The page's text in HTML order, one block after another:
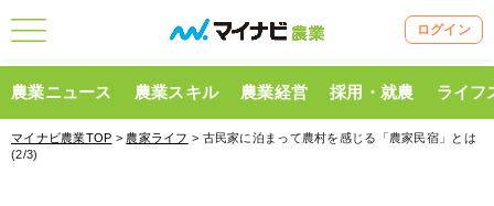
ログイン
農業ニュース 農業スキル 農業経営 採用・就農 ライフ
マイナビ農業TOP > 農家ライフ > 古民家に泊まって農村を感じる「農家民宿」とは
(2/3)